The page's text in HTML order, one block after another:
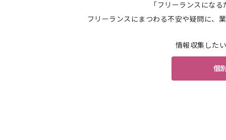
「フリーランスにな
フリーランスにまつわる不安や疑問に、
情報収集した
個